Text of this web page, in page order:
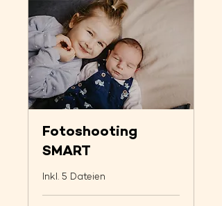
Fotoshooting
SMART
Inkl. 5 Dateien